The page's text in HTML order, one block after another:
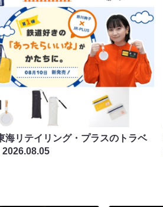
海リテイリング・プラスのトラベ
2026.08.05